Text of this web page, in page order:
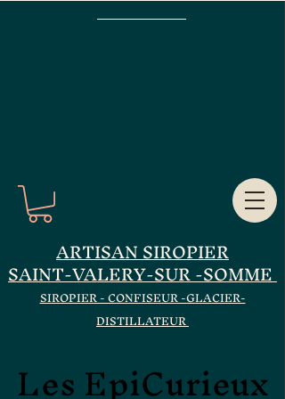
ARTISAN SIROPIER
SAINT-VALERY-SUR -SOMME
SIROPIER - CONFISEUR -GLACIER-
DISTILLATEUR
Les EpiCurieux
Les EpiCurieux